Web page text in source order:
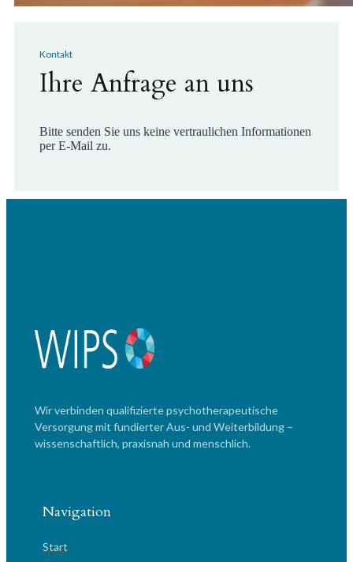
Kontakt
Ihre Anfrage an uns
Bitte senden Sie uns keine vertraulichen Informationen
per E-Mail zu.
Wir verbinden qualifizierte psychotherapeutische
Versorgung mit fundierter Aus- und Weiterbildung –
wissenschaftlich, praxisnah und menschlich.
Navigation
Start